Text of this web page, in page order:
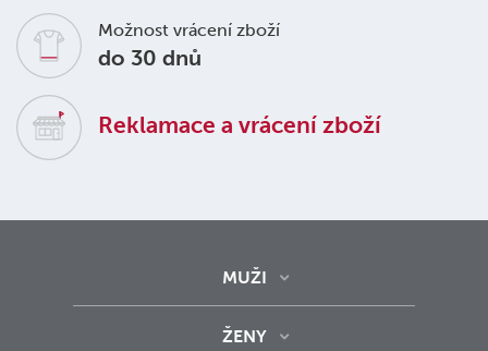
Možnost vrácení zboží
do 30 dnů
Reklamace a vrácení zboží
MUŽI
ŽENY